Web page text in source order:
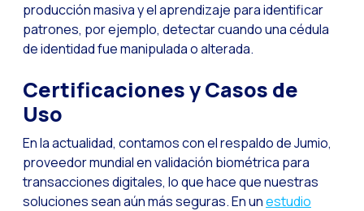
Maximiza tus
Acercando a las
Bots, IA y ReCarting
producción masiva y el aprendizaje para identificar
patrones, por ejemplo, detectar cuando una cédula
de identidad fue manipulada o alterada.
Certificaciones y Casos de
Uso
En la actualidad, contamos con el respaldo de Jumio,
proveedor mundial en validación biométrica para
transacciones digitales, lo que hace que nuestras
soluciones sean aún más seguras. En unestudio